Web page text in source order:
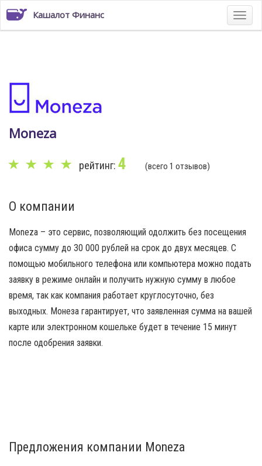
Кашалот Финанс
Moneza
рейтинг: 4 (всего 1 отзывов)
О компании
Moneza – это сервис, позволяющий одолжить без посещения
офиса сумму до 30 000 рублей на срок до двух месяцев. С
помощью мобильного телефона или компьютера можно подать
заявку в режиме онлайн и получить нужную сумму в любое
время, так как компания работает круглосуточно, без
выходных. Монеза гарантирует, что заявленная сумма на вашей
карте или электронном кошельке будет в течение 15 минут
после одобрения заявки.
Предложения компании Moneza